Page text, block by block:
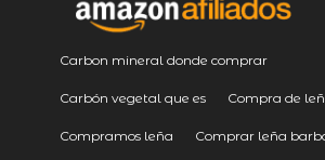
Carbon mineral donde comprar
Carbón vegetal que es Compra de
Compramos leña Comprar leña